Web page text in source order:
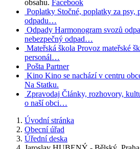
obsahu. Facebook
Poplatky Stočné, poplatky za psy,
odpadu…
Odpady Harmonogram svozů
nebezpečný odpad…
Mateřská škola Provoz mateřské
personál…
Pošta Partner
Kino Kino se nachází v centru
Na Statku.
Zpravodaj Články, rozhovory,
o naší obci…
Úvodní stránka
Obecní úřad
Úřední deska